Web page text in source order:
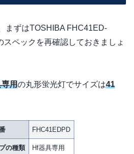
まずはTOSHIBA FHC41ED-
ペックを再確認しておきましょ
用の丸形蛍光灯でサイズは41
FHC41EDPD
の種類 Hf器具専用